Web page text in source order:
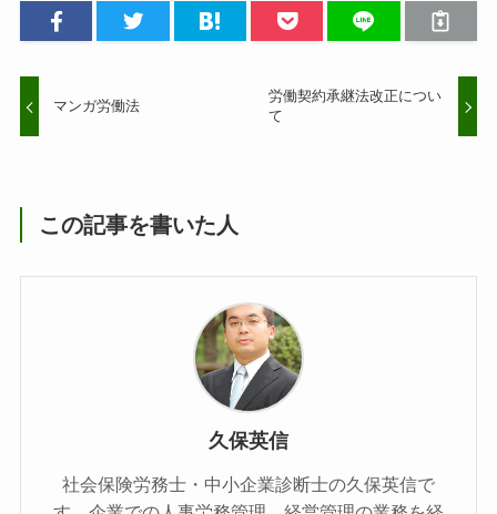
マンガ労働法
労働契約承継法改正につい
て
この記事を書いた人
久保英信
社会保険労務士・中小企業診断士の久保英信で